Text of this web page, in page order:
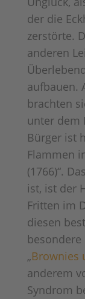
der die
zerstörte.
anderen
aufbauen.
brachten
unter dem
Bürger ist
Flammen
(1766)“.
ist, ist der
Fritten im
diesen
besondere
„Brownies
anderem
Syndrom